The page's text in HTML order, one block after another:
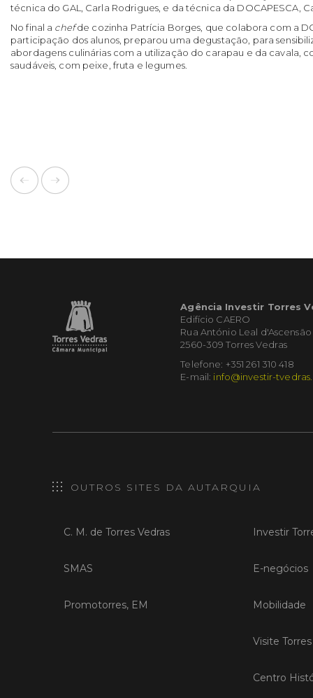
técnica do GAL, Carla Rodrigues, e da técnica da DOCAPESCA,
No final a chefde cozinha Patrícia Borges, que colabora com a
participação dos alunos, preparou uma degustação, para
abordagens culinárias com a utilização do carapau e da cavala,
saudáveis, com peixe, fruta e legumes.
Agência Investir Torres
Edifício CAERO
Rua António Leal d'Ascensão
2560-309 Torres Vedras
Telefone: +351 261 310 418
E-mail: info@investir-
OUTROS SITES DA AUTARQUIA
C. M. de Torres Vedras
SMAS
Promotorres, EM
Investir
E-negócios
Mobilidade
Visite
Centro